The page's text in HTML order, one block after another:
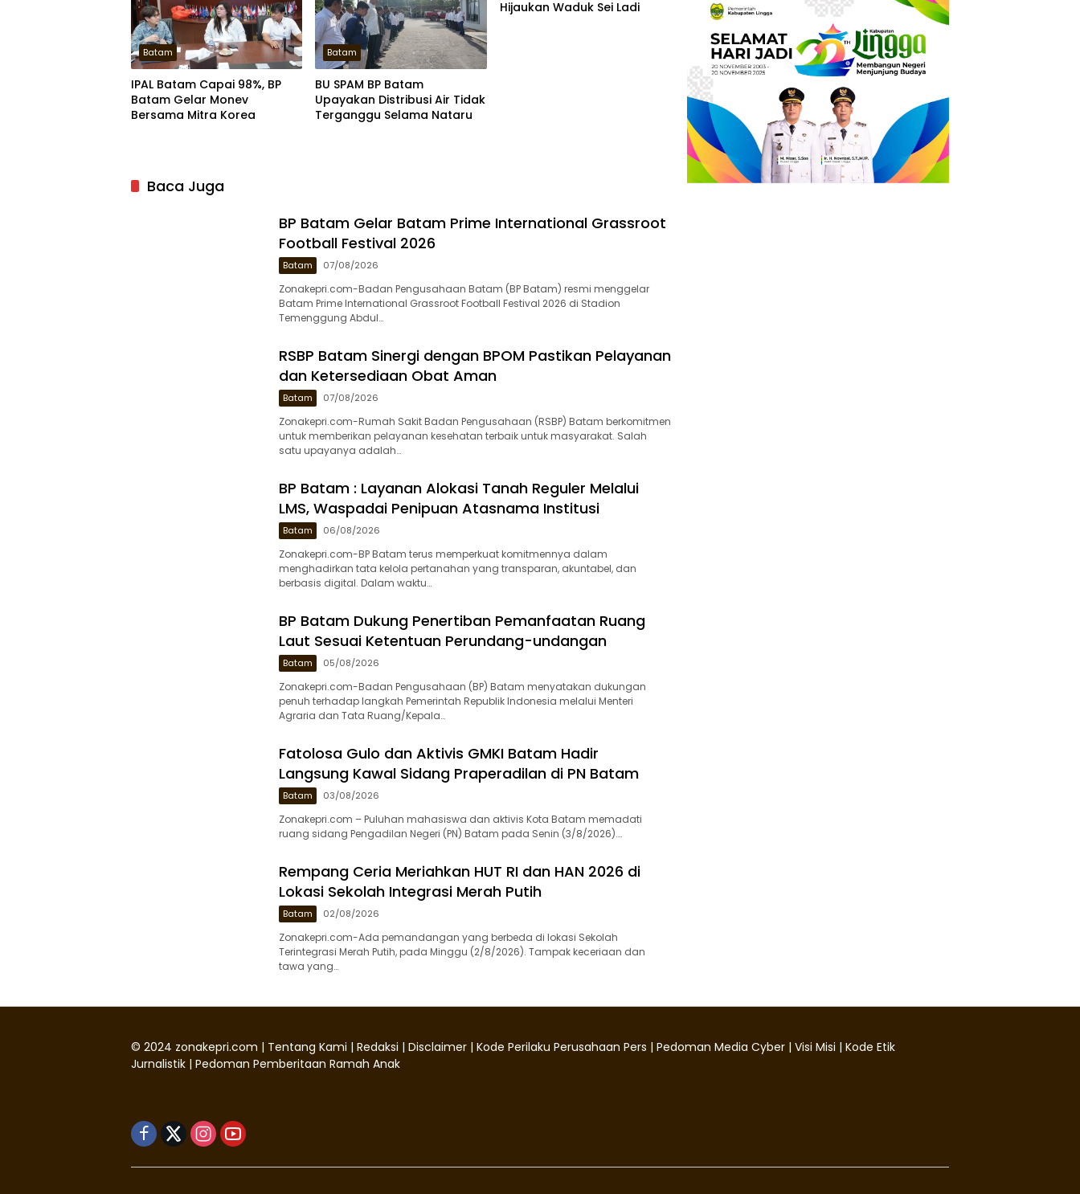
Batam
IPAL Batam Capai 98%, BP
Batam Gelar Monev
Bersama Mitra Korea
Batam
BU SPAM BP Batam
Upayakan Distribusi Air Tidak
Terganggu Selama Nataru
Hijaukan Waduk Sei Ladi
Baca Juga
BP Batam Gelar Batam Prime International Grassroot
Football Festival 2026
Batam 07/08/2026
Zonakepri.com-Badan Pengusahaan Batam (BP Batam) resmi menggelar
Batam Prime International Grassroot Football Festival 2026 di Stadion
Temenggung Abdul…
RSBP Batam Sinergi dengan BPOM Pastikan Pelayanan
dan Ketersediaan Obat Aman
Batam 07/08/2026
Zonakepri.com-Rumah Sakit Badan Pengusahaan (RSBP) Batam berkomitmen
untuk memberikan pelayanan kesehatan terbaik untuk masyarakat. Salah
satu upayanya adalah…
BP Batam : Layanan Alokasi Tanah Reguler Melalui
LMS, Waspadai Penipuan Atasnama Institusi
Batam 06/08/2026
Zonakepri.com-BP Batam terus memperkuat komitmennya dalam
menghadirkan tata kelola pertanahan yang transparan, akuntabel, dan
berbasis digital. Dalam waktu…
BP Batam Dukung Penertiban Pemanfaatan Ruang
Laut Sesuai Ketentuan Perundang-undangan
Batam 05/08/2026
Zonakepri.com-Badan Pengusahaan (BP) Batam menyatakan dukungan
penuh terhadap langkah Pemerintah Republik Indonesia melalui Menteri
Agraria dan Tata Ruang/Kepala…
Fatolosa Gulo dan Aktivis GMKI Batam Hadir
Langsung Kawal Sidang Praperadilan di PN Batam
Batam 03/08/2026
Zonakepri.com – Puluhan mahasiswa dan aktivis Kota Batam memadati
ruang sidang Pengadilan Negeri (PN) Batam pada Senin (3/8/2026)….
Rempang Ceria Meriahkan HUT RI dan HAN 2026 di
Lokasi Sekolah Integrasi Merah Putih
Batam 02/08/2026
Zonakepri.com-Ada pemandangan yang berbeda di lokasi Sekolah
Terintegrasi Merah Putih, pada Minggu (2/8/2026). Tampak keceriaan dan
tawa yang…
© 2024 zonakepri.com | Tentang Kami | Redaksi | Disclaimer | Kode Perilaku Perusahaan Pers | Pedoman Media Cyber | Visi Misi | Kode Etik
Jurnalistik | Pedoman Pemberitaan Ramah Anak